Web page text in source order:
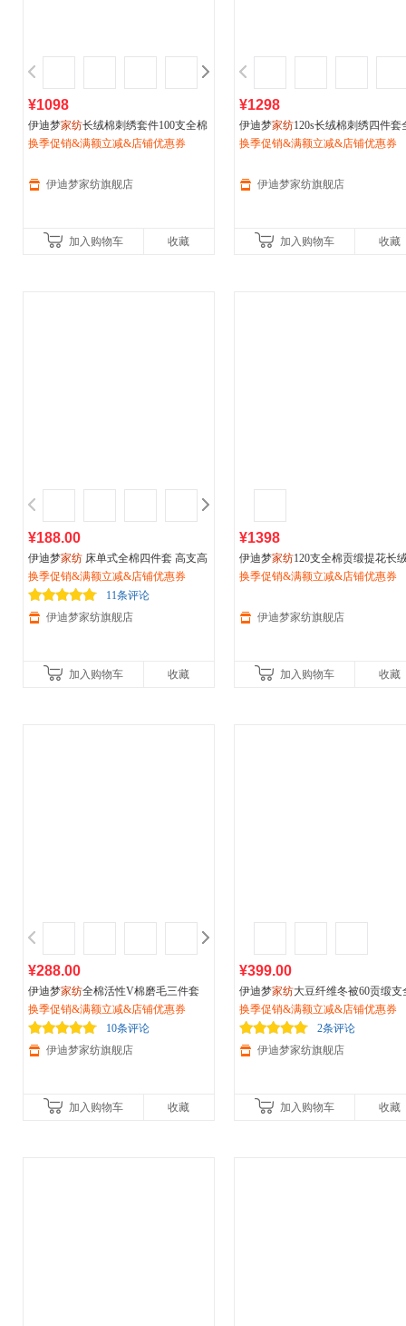
¥1098
伊迪梦家纺长绒棉刺绣套件100支全棉
四件套纯棉柔美宽边简约奢华CV2206
换季促销&满额立减&店铺优惠券
伊迪梦家纺旗舰店
加入购物车 收藏
¥1298
伊迪梦家纺120s长绒棉刺绣四件套
棉纯棉六件套绣花新中式国潮风轻
换季促销&满额立减&店铺优惠券
伊迪梦家纺旗舰店
加入购物车 收藏
¥188.00
伊迪梦家纺 床单式全棉四件套 高支高
密纯棉面料 斜纹活性印花环保安全绿
色 适用1.2/1.5/1.8/2.0m米床zy1
换季促销&满额立减&店铺优惠券
11条评论
伊迪梦家纺旗舰店
加入购物车 收藏
¥1398
伊迪梦家纺120支全棉贡缎提花长
绣花绗缝夹棉床罩床盖式四件套六
82
换季促销&满额立减&店铺优惠券
伊迪梦家纺旗舰店
加入购物车 收藏
¥288.00
伊迪梦家纺全棉活性V棉磨毛三件套
四件套床上用品环保有机保暖纯棉单
双人床LK393
换季促销&满额立减&店铺优惠券
10条评论
伊迪梦家纺旗舰店
加入购物车 收藏
¥399.00
伊迪梦家纺大豆纤维冬被60贡缎支
棉春秋被加厚保暖床上用品双人被
纯棉被子被褥PV88
换季促销&满额立减&店铺优惠券
2条评论
伊迪梦家纺旗舰店
加入购物车 收藏